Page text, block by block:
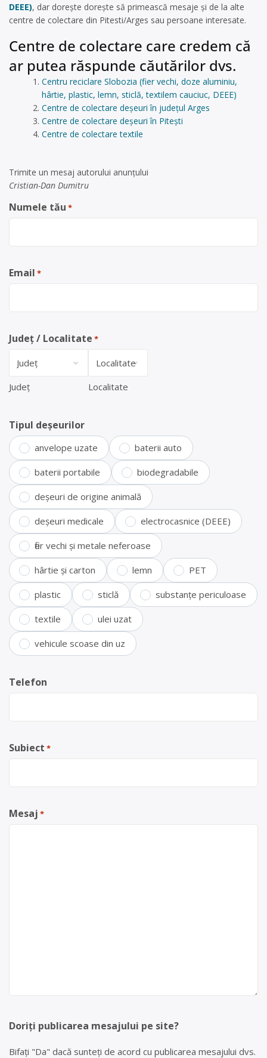
DEEE), dar dorește dorește să primească mesaje și de la alte
centre de colectare din Pitesti/Arges sau persoane interesate.
Centre de colectare care credem că
ar putea răspunde căutărilor dvs.
Centru reciclare Slobozia (fier vechi, doze aluminiu,
hârtie, plastic, lemn, sticlă, textilem cauciuc, DEEE)
Centre de colectare deșeuri în județul Arges
Centre de colectare deșeuri în Pitești
Centre de colectare textile
Trimite un mesaj autorului anunţului
Cristian-Dan Dumitru
Numele tău *
Email *
Județ / Localitate *
Județ Localitate
Tipul deșeurilor
anvelope uzate baterii auto
baterii portabile biodegradabile
deșeuri de origine animală
deșeuri medicale electrocasnice (DEEE)
fier vechi și metale neferoase
hârtie și carton lemn PET
plastic sticlă substanțe periculoase
textile ulei uzat
vehicule scoase din uz
Telefon
Subiect *
Mesaj *
Doriți publicarea mesajului pe site?
Bifați "Da" dacă sunteți de acord cu publicarea mesajului dvs.